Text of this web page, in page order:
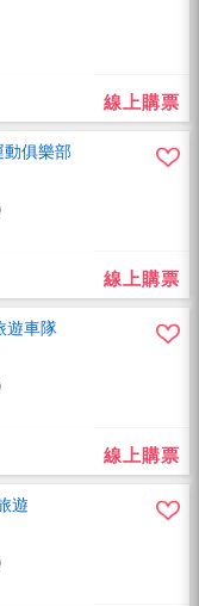
線上購票
動俱樂部
線上購票
遊車隊
線上購票
遊